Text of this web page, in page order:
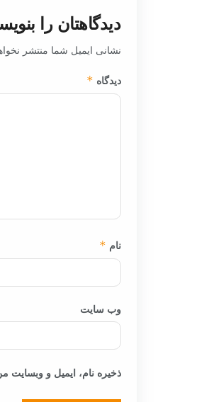
دیدگاهتان را
نشانی ایمیل شما منتشر
دیدگاه *
نام *
وب‌ سایت
ذخیره نام، ایمیل و وبسایت